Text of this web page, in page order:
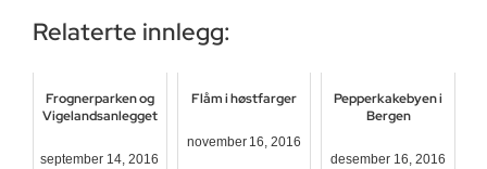
Relaterte innlegg:
Frognerparken og
Vigelandsanlegget
september 14, 2016
Flåm i høstfarger
november 16, 2016
Pepperkakebyen i
Bergen
desember 16, 2016